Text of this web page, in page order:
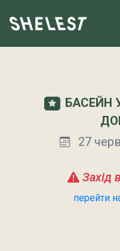
БАСЕЙН
27
Захід
перейти